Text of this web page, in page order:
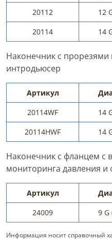
20112
12
20114
14
Наконечник с
интродьюсер
Артикул
20114WF
14
20114HWF
14
Наконечник с фланцем с
мониторинга давления
Артикул
24009
9 G
Информация носит справочный